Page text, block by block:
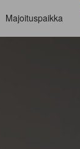
Majoituspaikka